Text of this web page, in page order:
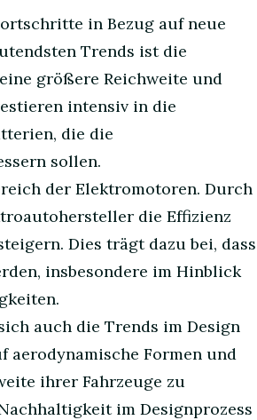
in Bezug auf neue
Trends ist die
größere Reichweite und
intensiv in die
die die
sollen.
der Elektromotoren. Durch
die Effizienz
Dies trägt dazu bei, dass
insbesondere im Hinblick
auch die Trends im Design
aerodynamische Formen und
ihrer Fahrzeuge zu
im Designprozess